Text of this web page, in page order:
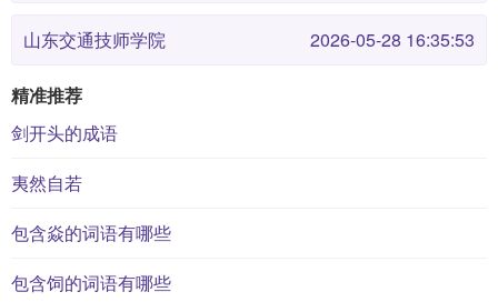
山东交通技师学院 2026-05-28 16:35:53
精准推荐
剑开头的成语
夷然自若
包含焱的词语有哪些
包含饲的词语有哪些